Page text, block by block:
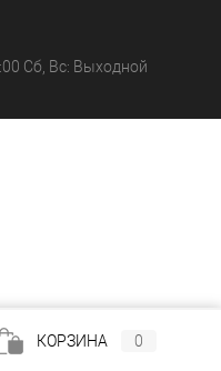
Сб, Вс: Выходной
КОРЗИНА 0